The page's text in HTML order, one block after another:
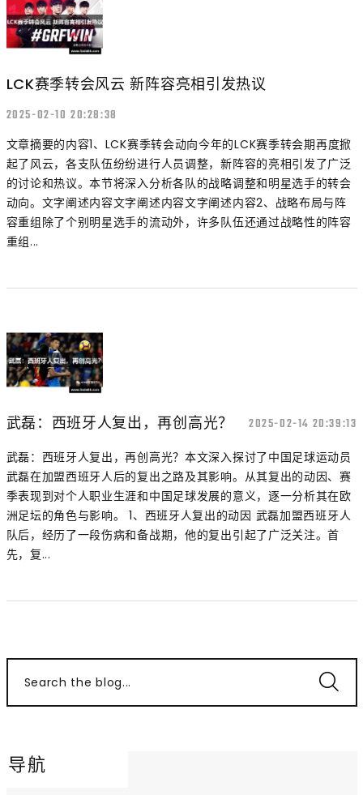
LCK赛季转会风云 新阵容亮相引发热议
2025-02-10 20:28:38
文章摘要的内容1、LCK赛季转会动向今年的LCK赛季转会期再度掀
起了风云，各支队伍纷纷进行人员调整，新阵容的亮相引发了广泛
的讨论和热议。本节将深入分析各队的战略调整和明星选手的转会
动向。文字阐述内容文字阐述内容文字阐述内容2、战略布局与阵
容重组除了个别明星选手的流动外，许多队伍还通过战略性的阵容
重组...
武磊：西班牙人复出，再创高光？ 2025-02-14 20:39:13
武磊：西班牙人复出，再创高光？本文深入探讨了中国足球运动员
武磊在加盟西班牙人后的复出之路及其影响。从其复出的动因、赛
季表现到对个人职业生涯和中国足球发展的意义，逐一分析其在欧
洲足坛的角色与影响。 1、西班牙人复出的动因 武磊加盟西班牙人
队后，经历了一段伤病和备战期，他的复出引起了广泛关注。首
先，复...
Search the blog...
导航